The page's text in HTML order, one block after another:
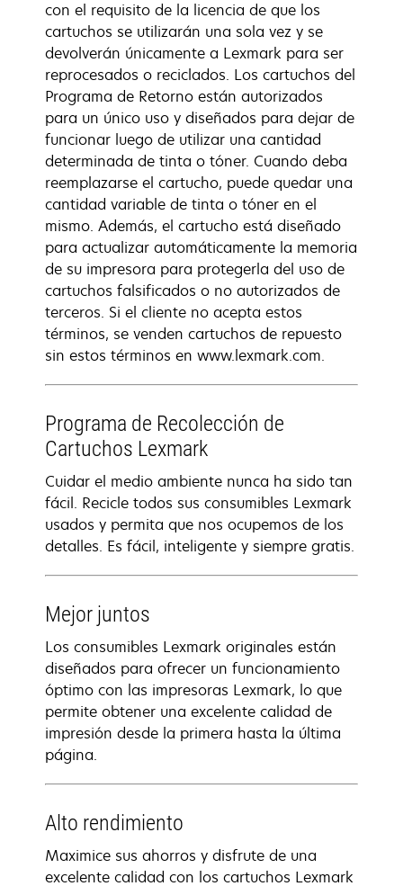
con el requisito de la licencia de que los
cartuchos se utilizarán una sola vez y se
devolverán únicamente a Lexmark para ser
reprocesados o reciclados. Los cartuchos del
Programa de Retorno están autorizados
para un único uso y diseñados para dejar de
funcionar luego de utilizar una cantidad
determinada de tinta o tóner. Cuando deba
reemplazarse el cartucho, puede quedar una
cantidad variable de tinta o tóner en el
mismo. Además, el cartucho está diseñado
para actualizar automáticamente la memoria
de su impresora para protegerla del uso de
cartuchos falsificados o no autorizados de
terceros. Si el cliente no acepta estos
términos, se venden cartuchos de repuesto
sin estos términos en www.lexmark.com.
Programa de Recolección de
Cartuchos Lexmark
Cuidar el medio ambiente nunca ha sido tan
fácil. Recicle todos sus consumibles Lexmark
usados y permita que nos ocupemos de los
detalles. Es fácil, inteligente y siempre gratis.
Mejor juntos
Los consumibles Lexmark originales están
diseñados para ofrecer un funcionamiento
óptimo con las impresoras Lexmark, lo que
permite obtener una excelente calidad de
impresión desde la primera hasta la última
página.
Alto rendimiento
Maximice sus ahorros y disfrute de una
excelente calidad con los cartuchos Lexmark